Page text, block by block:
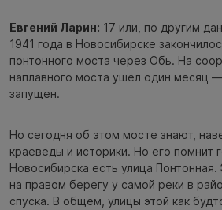
Евгений Ларин: 17 или, по другим
1941 года в Новосибирске
понтонного моста через Обь. На
наплавного моста ушёл один месяц
запущен.
Но сегодня об этом мосте знают,
краеведы и историки. Но его помнит
Новосибирска есть улица Понтонная.
на правом берегу у самой реки в
спуска. В общем, улицы этой как